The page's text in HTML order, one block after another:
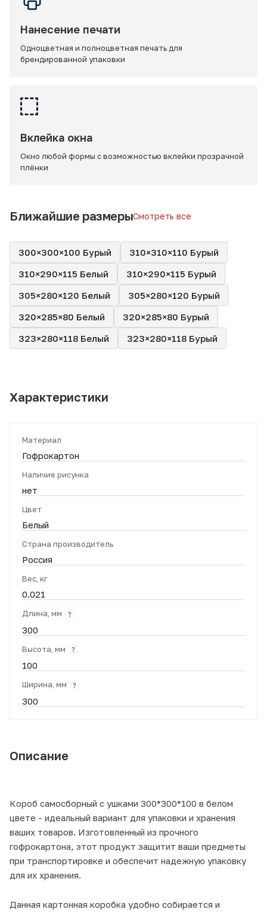
Нанесение печати
Одноцветная и полноцветная печать для
брендированной упаковки
Вклейка окна
Окно любой формы с возможностью вклейки прозрачной
плёнки
Ближайшие размерыСмотреть все
300×300×100 Бурый
310×310×110 Бурый
310×290×115 Белый
310×290×115 Бурый
305×280×120 Белый
305×280×120 Бурый
320×285×80 Белый
320×285×80 Бурый
323×280×118 Белый
323×280×118 Бурый
Характеристики
Материал
Гофрокартон
Наличие рисунка
нет
Цвет
Белый
Страна производитель
Россия
Вес, кг
0.021
Длина, мм ?
300
Высота, мм ?
100
Ширина, мм ?
300
Описание
Короб самосборный с ушками 300*300*100 в белом
цвете - идеальный вариант для упаковки и хранения
ваших товаров. Изготовленный из прочного
гофрокартона, этот продукт защитит ваши предметы
при транспортировке и обеспечит надежную упаковку
для их хранения.
Данная картонная коробка удобно собирается и